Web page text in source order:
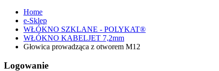
Home
e-Sklep
WŁÓKNO SZKLANE - POLYKAT®
WŁÓKNO KABELJET 7,2mm
Głowica prowadząca z otworem M12
Logowanie